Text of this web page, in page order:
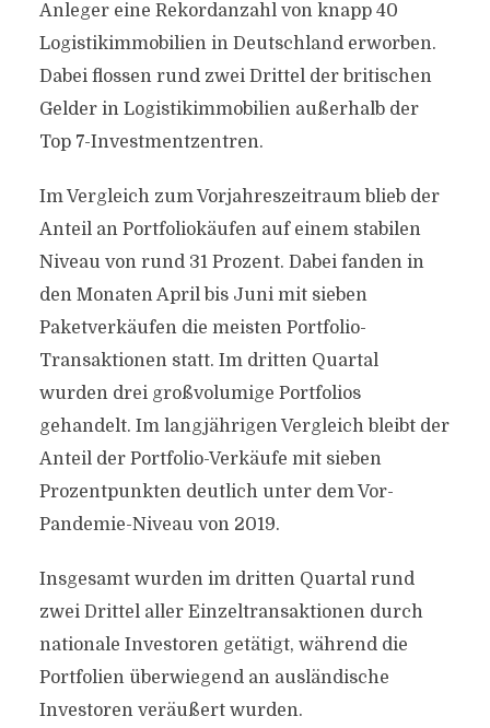
Anleger eine Rekordanzahl von knapp 40
Logistikimmobilien in Deutschland erworben.
Dabei flossen rund zwei Drittel der britischen
Gelder in Logistikimmobilien außerhalb der
Top 7-Investmentzentren.
Im Vergleich zum Vorjahreszeitraum blieb der
Anteil an Portfoliokäufen auf einem stabilen
Niveau von rund 31 Prozent. Dabei fanden in
den Monaten April bis Juni mit sieben
Paketverkäufen die meisten Portfolio-
Transaktionen statt. Im dritten Quartal
wurden drei großvolumige Portfolios
gehandelt. Im langjährigen Vergleich bleibt der
Anteil der Portfolio-Verkäufe mit sieben
Prozentpunkten deutlich unter dem Vor-
Pandemie-Niveau von 2019.
Insgesamt wurden im dritten Quartal rund
zwei Drittel aller Einzeltransaktionen durch
nationale Investoren getätigt, während die
Portfolien überwiegend an ausländische
Investoren veräußert wurden.